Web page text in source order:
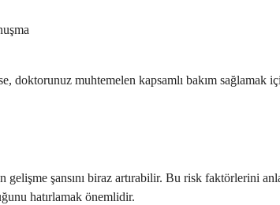
doktorunuz muhtemelen kapsamlı bakım sağlamak
şansını biraz artırabilir. Bu risk faktörlerini
hatırlamak önemlidir.